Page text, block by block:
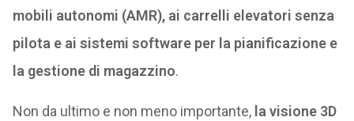
mobili autonomi (AMR), ai carrelli elevatori senza
pilota e ai sistemi software per la pianificazione e
la gestione di magazzino.
Non da ultimo e non meno importante, la visione 3D